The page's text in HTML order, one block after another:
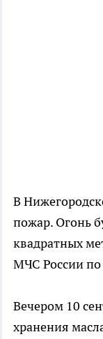
В
пожар. Огонь
квадратных
МЧС России по
Вечером 10
хранения